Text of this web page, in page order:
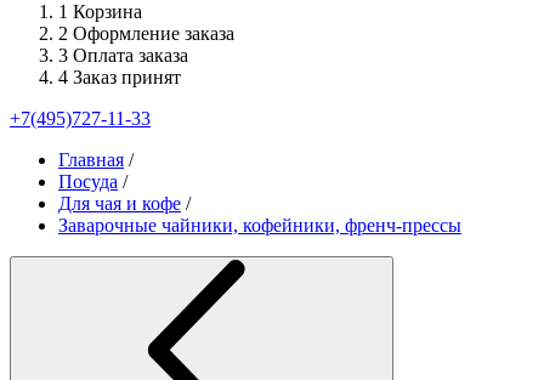
1 Корзина
2 Оформление заказа
3 Оплата заказа
4 Заказ принят
+7(495)727-11-33
Главная /
Посуда /
Для чая и кофе /
Заварочные чайники, кофейники, френч-прессы